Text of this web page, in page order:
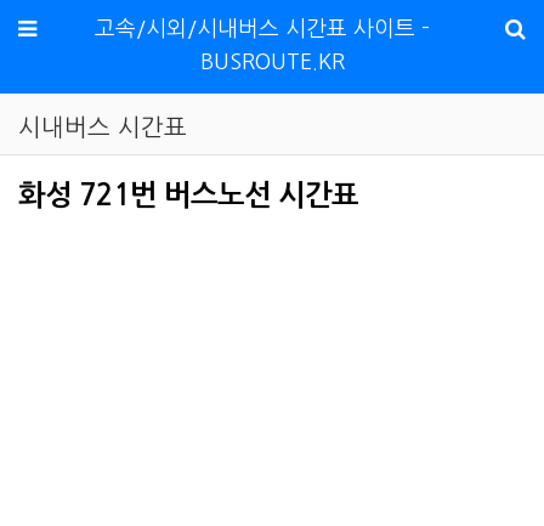
메뉴
고속/시외/시내버스 시간표 사이트 -
BUSROUTE.KR
시내버스 시간표
화성 721번 버스노선 시간표